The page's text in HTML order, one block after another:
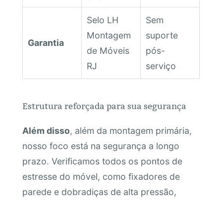
Garantia
Selo LH
Montagem
de Móveis
RJ
Sem
suporte
pós-
serviço
Estrutura reforçada para sua segurança
Além disso, além da montagem primária,
nosso foco está na segurança a longo
prazo. Verificamos todos os pontos de
estresse do móvel, como fixadores de
parede e dobradiças de alta pressão,